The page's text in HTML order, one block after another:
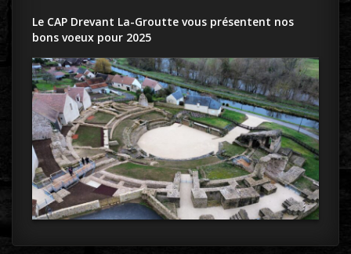
Le CAP Drevant La-Groutte vous présentent nos
bons voeux pour 2025